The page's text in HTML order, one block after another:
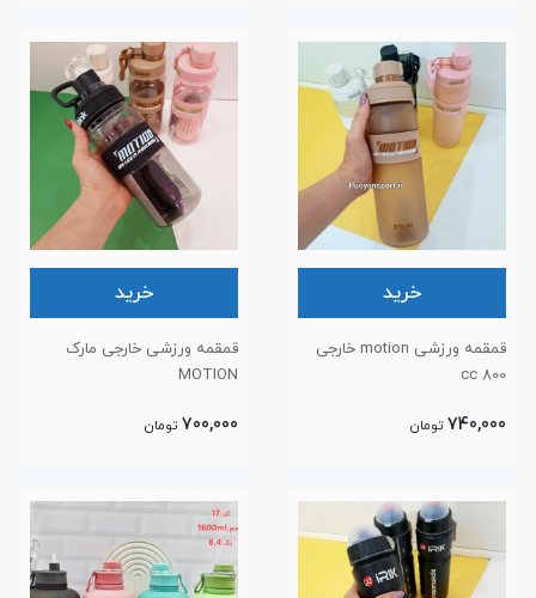
خرید
قمقمه ورزشی motion خارجی
800 cc
740,000 تومان
خرید
قمقمه ورزشی خارجی مارک
MOTION
700,000 تومان